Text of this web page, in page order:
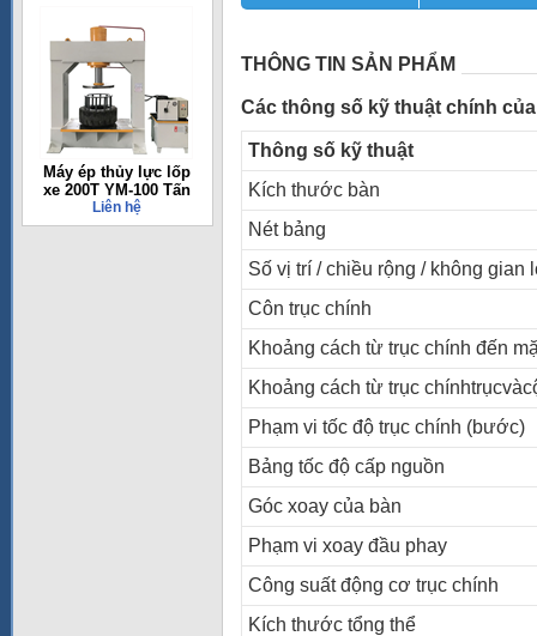
Máy ép thủy lực lốp
xe 200T YM-100 Tấn
Liên hệ
THÔNG TIN SẢN PHẨM
Các thông số kỹ thuật chính
Thông số kỹ thuật
Kích thước bàn
Nét bảng
Số vị trí / chiều rộng / không gian
Côn trục chính
Khoảng cách từ trục chính đến
Khoảng cách từ trục
Phạm vi tốc độ trục chính (bước)
Bảng tốc độ cấp nguồn
Góc xoay của bàn
Phạm vi xoay đầu phay
Công suất động cơ trục chính
Kích thước tổng thể